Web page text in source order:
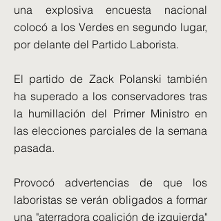
una explosiva encuesta nacional
colocó a los Verdes en segundo lugar,
por delante del Partido Laborista.
El partido de Zack Polanski también
ha superado a los conservadores tras
la humillación del Primer Ministro en
las elecciones parciales de la semana
pasada.
Provocó advertencias de que los
laboristas se verán obligados a formar
una "aterradora coalición de izquierda"